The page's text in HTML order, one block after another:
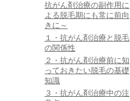
抗がん剤治療の副作用に
よる脱毛期にも常に前向
きに～
１・抗がん剤治療と脱毛
の関係性
２・抗がん剤治療前に知
っておきたい脱毛の基礎
知識
３・抗がん剤治療中の注